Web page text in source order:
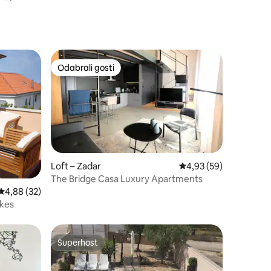
ocjena: 4,88/5, recenzija: 32
4,88 (32)
Odabrali gosti
Odabrali gosti
Loft – Zadar Prosječna ocjena:
4,93 (59)
The Bridge Casa Luxury Apartments
Superhost
Superhost